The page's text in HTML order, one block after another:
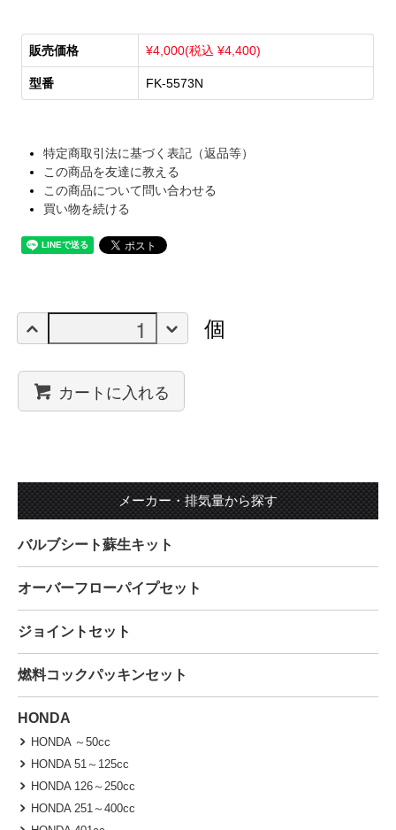
販売価格 ¥4,000(税込 ¥4,400)
型番 FK-5573N
特定商取引法に基づく表記（返品等）
この商品を友達に教える
この商品について問い合わせる
買い物を続ける
個
カートに入れる
メーカー・排気量から探す
バルブシート蘇生キット
オーバーフローパイプセット
ジョイントセット
燃料コックパッキンセット
HONDA
HONDA ～50cc
HONDA 51～125cc
HONDA 126～250cc
HONDA 251～400cc